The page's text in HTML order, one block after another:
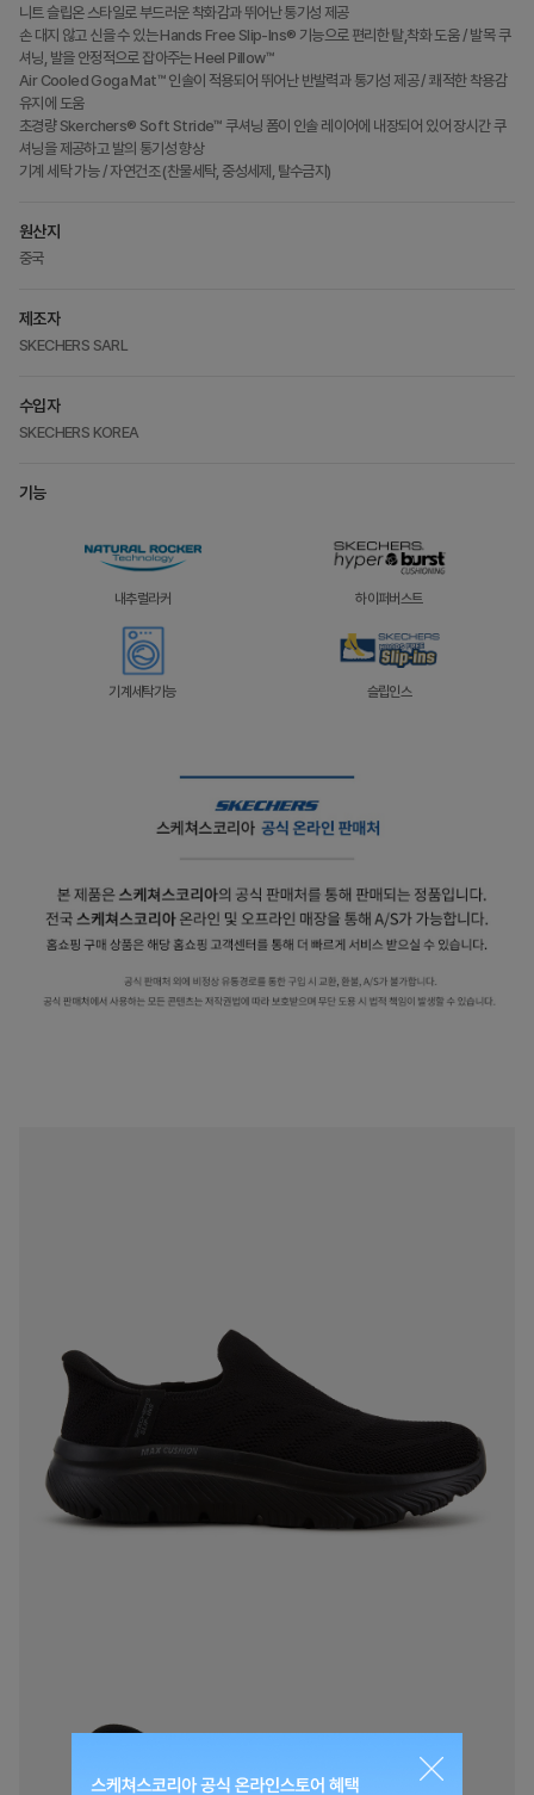
니트 슬립온 스타일로 부드러운 착화감과 뛰어난 통기성 제공
손 대지 않고 신을 수 있는 Hands Free Slip-Ins® 기능으로 편리한 탈,착화 도움 / 발목 쿠
셔닝, 발을 안정적으로 잡아주는 Heel Pillow™
Air Cooled Goga Mat™ 인솔이 적용되어 뛰어난 반발력과 통기성 제공 / 쾌적한 착용감
유지에 도움
초경량 Skerchers® Soft Stride™ 쿠셔닝 폼이 인솔 레이어에 내장되어 있어 장시간 쿠
셔닝을 제공하고 발의 통기성 향상
기계 세탁 가능 / 자연건조 (찬물세탁, 중성세제, 탈수금지)
원산지
중국
제조자
SKECHERS SARL
수입자
SKECHERS KOREA
기능
내추럴라커 하이퍼버스트
기계세탁가능 슬립인스